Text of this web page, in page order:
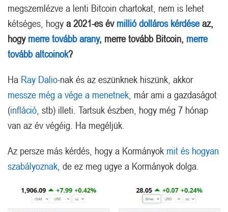
megszemlézve a lenti Bitcoin chartokat, nem is lehet
kétséges, hogy a 2021-es év millió dolláros kérdéseaz,
hogy merre tovább arany, merre tovább Bitcoin, merre
tovább altcoinok?
Ha Ray Dalio-nak és az eszünknek hiszünk, akkor
messze még a vége a menetnek , már ami a gazdaságot
(infláció , stb) illeti. Tartsuk észben, hogy még 7 hónap
van az év végéig. Ha megéljük.
Az persze más kérdés, hogy a Kormányok mit és hogyan
szabályoznak , de ez meg ugye a Kormányok dolga.